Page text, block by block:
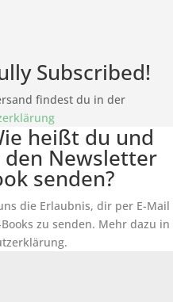
Subscribed!
findest du in der
heißt du und
Newsletter
senden?
die Erlaubnis, dir per E-Mail
Books zu senden. Mehr dazu in